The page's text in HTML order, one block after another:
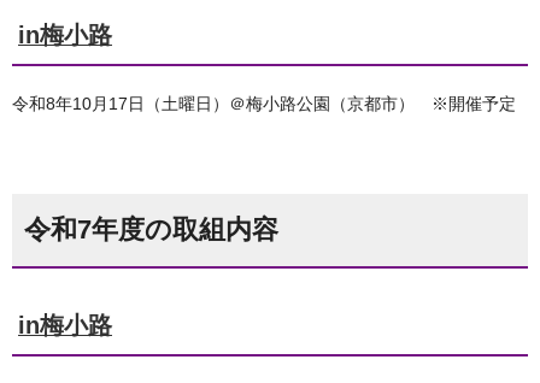
in梅小路
令和8年10月17日（土曜日）＠梅小路公園（京都市） ※開催予定
令和7年度の取組内容
in梅小路